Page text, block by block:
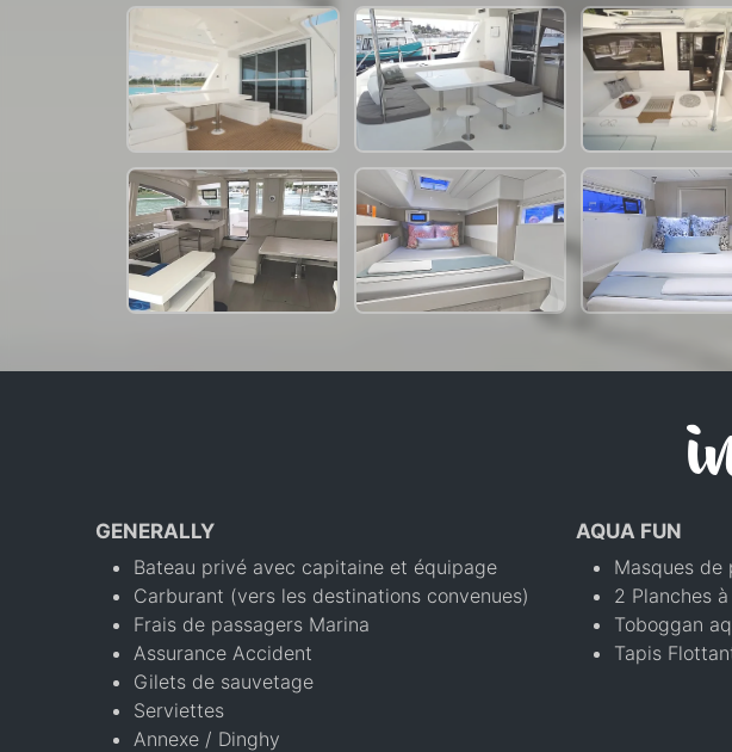
GENERALLY
Bateau privé avec capitaine et équipage
Carburant (vers les destinations convenues)
Frais de passagers Marina
Assurance Accident
Gilets de sauvetage
Serviettes
Annexe / Dinghy
AQUA FUN
Masques de
2 Planches
Toboggan
Tapis